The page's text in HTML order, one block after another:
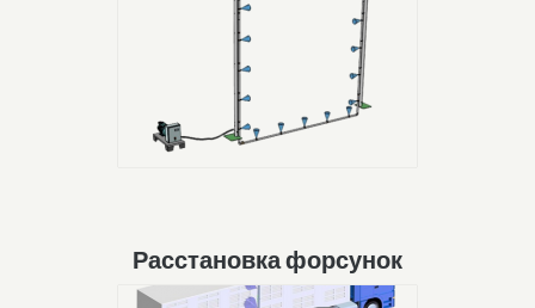
Расстановка форсунок